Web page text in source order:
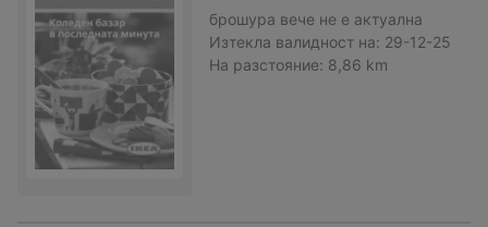
брошура вече не е актуална
Изтекла валидност на: 29-12-25
На разстояние: 8,86 km